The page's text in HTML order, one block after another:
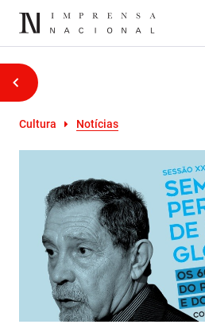
Cultura Notícias